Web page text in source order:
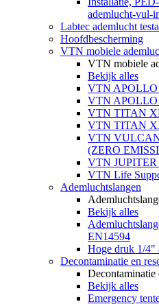
ademlucht-vul-
Labtec ademlucht
Hoofdbescherming
VTN mobiele
VTN mobiele
Bekijk alles
VTN APOLLO
VTN APOLLO
VTN TITAN
VTN TITAN
VTN VULCAN
(ZERO
VTN JUPITER
VTN Life
Ademluchtslangen
Bekijk alles
EN14594
Hoge druk 1/4"
Decontaminatie en
Decontaminatie
Bekijk alles
Emergency